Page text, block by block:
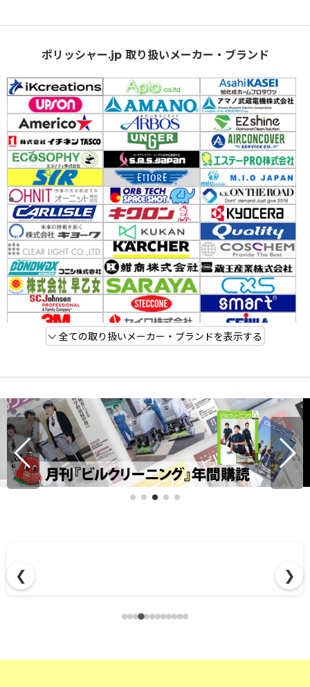
ポリッシャー.jp 取り扱いメーカー・ブランド
全ての取り扱いメーカー・ブランドを表示する
❮ ❯